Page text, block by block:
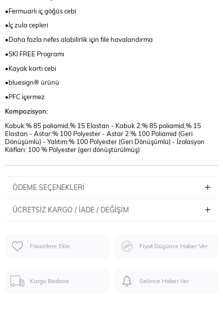
•Fermuarlı iç göğüs cebi
•İç zula cepleri
•Daha fazla nefes alabilirlik için file havalandırma
•SKI FREE Programı
•Kayak kartı cebi
•bluesign® ürünü
•PFC içermez
Kompozisyon:
Kabuk:% 85 poliamid,% 15 Elastan - Kabuk 2:% 85 poliamid,% 15
Elastan - Astar:% 100 Polyester - Astar 2:% 100 Poliamid (Geri
Dönüşümlü) - Yalıtım:% 100 Polyester (Geri Dönüşümlü) - İzolasyon
Kılıfları: 100 % Polyester (geri dönüştürülmüş)
ÖDEME SEÇENEKLERI
ÜCRETSIZ KARGO / İADE / DEĞIŞIM
Favorilere Ekle Fiyat Düşünce Haber Ver
Kargo Bedava Gelince Haber Ver